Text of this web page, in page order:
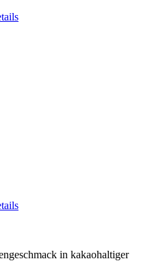
in kakaohaltiger